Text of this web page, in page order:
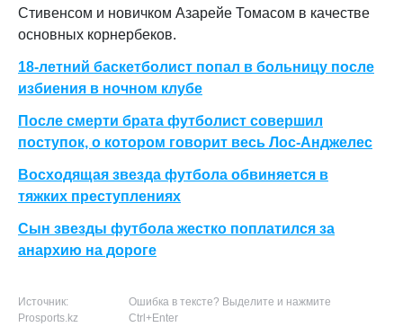
Стивенсом и новичком Азарейе Томасом в качестве
основных корнербеков.
18-летний баскетболист попал в больницу после
избиения в ночном клубе
После смерти брата футболист совершил
поступок, о котором говорит весь Лос-Анджелес
Восходящая звезда футбола обвиняется в
тяжких преступлениях
Сын звезды футбола жестко поплатился за
анархию на дороге
Источник:
Prosports.kz
Ошибка в тексте? Выделите и нажмите
Ctrl+Enter